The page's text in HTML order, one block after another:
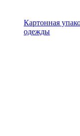
Картонная
одежды